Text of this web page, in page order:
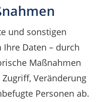
und sonstigen
Ihre Daten – durch
Maßnahmen
Veränderung
Personen ab.